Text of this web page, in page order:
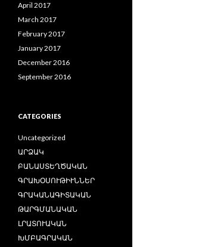
April 2017
March 2017
February 2017
January 2017
December 2016
September 2016
CATEGORIES
Uncategorized
ԱՐՁԱԿ
ԲԱՆԱՍՏԵՂԾԱԿԱՆ
ԳՐԱԽՕՍՈՒԹԻՒՆՆԵՐ
ԳՐԱԿԱՆԱԳԻՏԱԿԱՆ
ԹԱՐԳՄԱՆԱԿԱՆ
ԼՐԱՏՈՒԱԿԱՆ
ԽՄԲԱԳՐԱԿԱՆ